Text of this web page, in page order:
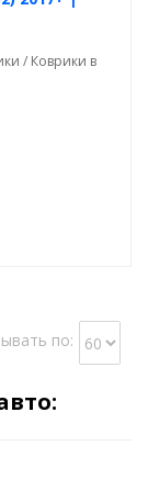
/ Коврики в
по: